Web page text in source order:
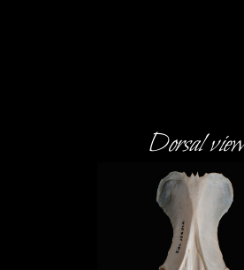
Dorsal view